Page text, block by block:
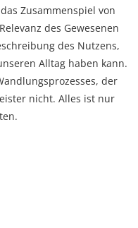
Zusammenspiel von
des Gewesenen
des Nutzens,
Alltag haben kann.
der
nicht. Alles ist nur